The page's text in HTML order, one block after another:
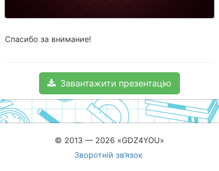
Спасибо за внимание!
Завантажити презентацію
© 2013 — 2026 «GDZ4YOU»
Зворотній зв’язок